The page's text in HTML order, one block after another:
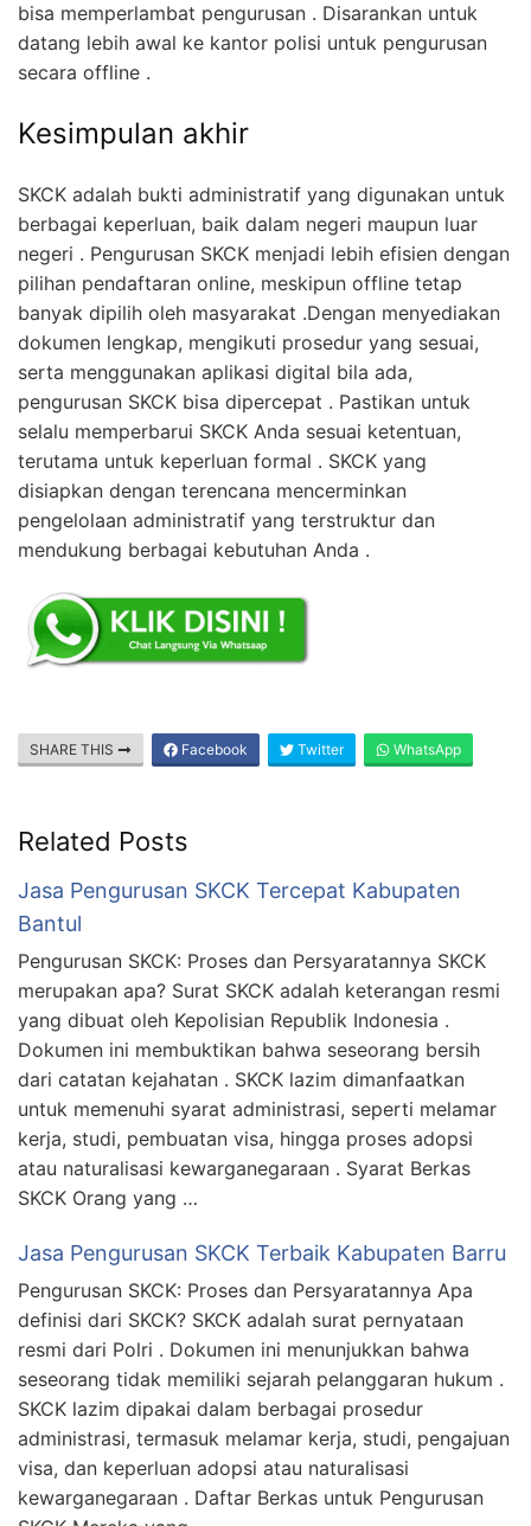
bisa memperlambat pengurusan . Disarankan untuk
datang lebih awal ke kantor polisi untuk pengurusan
secara offline .
Kesimpulan akhir
SKCK adalah bukti administratif yang digunakan untuk
berbagai keperluan, baik dalam negeri maupun luar
negeri . Pengurusan SKCK menjadi lebih efisien dengan
pilihan pendaftaran online, meskipun offline tetap
banyak dipilih oleh masyarakat .Dengan menyediakan
dokumen lengkap, mengikuti prosedur yang sesuai,
serta menggunakan aplikasi digital bila ada,
pengurusan SKCK bisa dipercepat . Pastikan untuk
selalu memperbarui SKCK Anda sesuai ketentuan,
terutama untuk keperluan formal . SKCK yang
disiapkan dengan terencana mencerminkan
pengelolaan administratif yang terstruktur dan
mendukung berbagai kebutuhan Anda .
SHARE THIS Facebook Twitter WhatsApp
Related Posts
Jasa Pengurusan SKCK Tercepat Kabupaten
Bantul
Pengurusan SKCK: Proses dan Persyaratannya SKCK
merupakan apa? Surat SKCK adalah keterangan resmi
yang dibuat oleh Kepolisian Republik Indonesia .
Dokumen ini membuktikan bahwa seseorang bersih
dari catatan kejahatan . SKCK lazim dimanfaatkan
untuk memenuhi syarat administrasi, seperti melamar
kerja, studi, pembuatan visa, hingga proses adopsi
atau naturalisasi kewarganegaraan . Syarat Berkas
SKCK Orang yang …
Jasa Pengurusan SKCK Terbaik Kabupaten Barru
Pengurusan SKCK: Proses dan Persyaratannya Apa
definisi dari SKCK? SKCK adalah surat pernyataan
resmi dari Polri . Dokumen ini menunjukkan bahwa
seseorang tidak memiliki sejarah pelanggaran hukum .
SKCK lazim dipakai dalam berbagai prosedur
administrasi, termasuk melamar kerja, studi, pengajuan
visa, dan keperluan adopsi atau naturalisasi
kewarganegaraan . Daftar Berkas untuk Pengurusan